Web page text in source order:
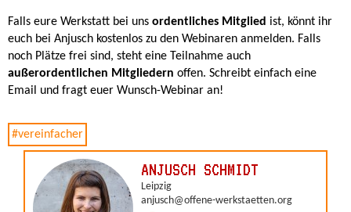
Falls eure Werkstatt bei uns ordentliches Mitglied ist, könnt ihr
euch bei Anjusch kostenlos zu den Webinaren anmelden. Falls
noch Plätze frei sind, steht eine Teilnahme auch
außerordentlichen Mitgliedern offen. Schreibt einfach eine
Email und fragt euer Wunsch-Webinar an!